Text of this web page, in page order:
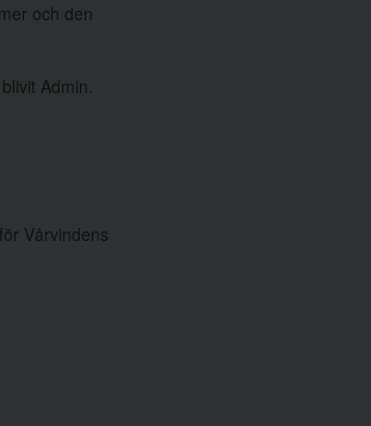
och den
Admin.
Vårvindens